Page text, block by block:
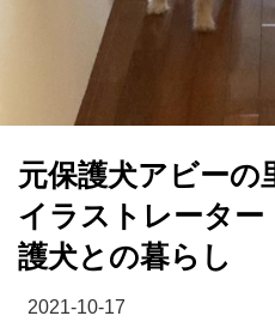
元保護犬アビーの
イラストレータ
護犬との暮らし
2021-10-17